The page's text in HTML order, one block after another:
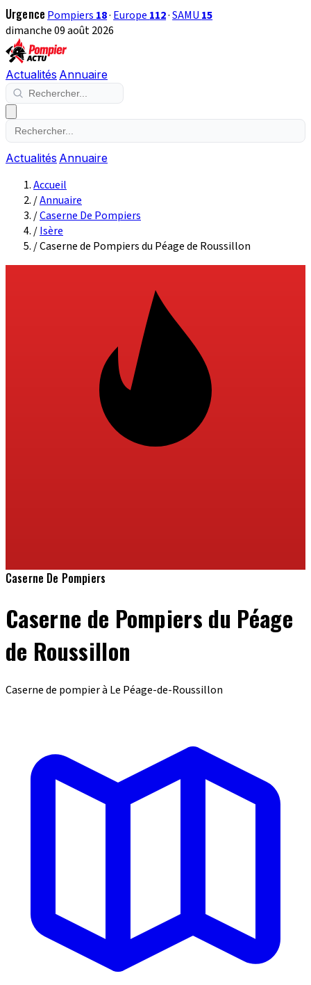
Urgence Pompiers 18· Europe 112·SAMU 15
dimanche 09 août 2026
Actualités Annuaire
Actualités Annuaire
Accueil
/Annuaire
/Caserne De Pompiers
/Isère
/Caserne de Pompiers du Péage de Roussillon
Caserne De Pompiers
Caserne de Pompiers du Péage
de Roussillon
Caserne de pompier à Le Péage-de-Roussillon